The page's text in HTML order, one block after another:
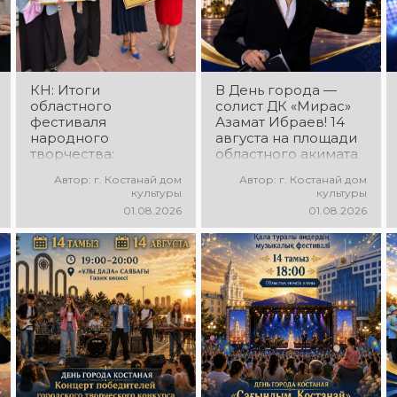
зажигательные
танцы и
праздничное
настроение!
образы,
зажигательные
ритмы и
праздничное
настроение!
КН: Итоги
областного
фестиваля
народного
творчества:
Автор: г. Костанай дом
культуры
01.08.2026
В День города —
солист ДК «Мирас»
Азамат Ибраев! 14
августа на площади
областного акимата
концертная
программа Азамата
Ибраева! Вас ждут
любимые песни,
яркое выступление,
мощная энергия и
праздничное
настроение!
Автор: г. Костанай дом
культуры
01.08.2026